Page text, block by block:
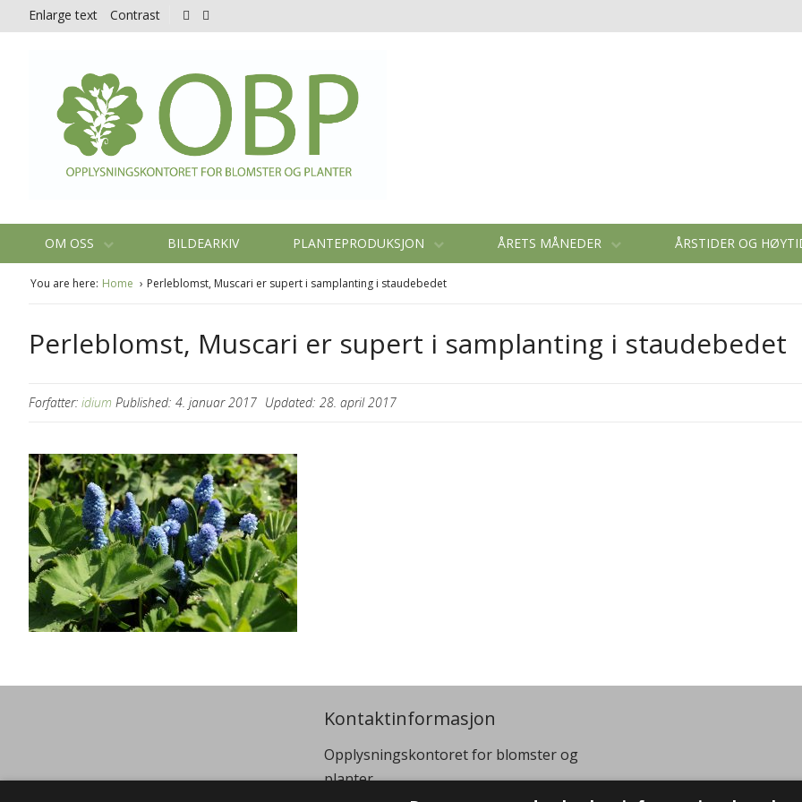
Enlarge text Contrast
OM OSS BILDEARKIV PLANTEPRODUKSJON ÅRETS MÅNEDER ÅRSTIDER OG
You are here: Home Perleblomst, Muscari er supert i samplanting i staudebedet
Perleblomst, Muscari er supert i samplanting i staudebedet
Forfatter: idium Published: 4. januar 2017 Updated: 28. april 2017
Kontaktinformasjon
Opplysningskontoret for blomster og
planter